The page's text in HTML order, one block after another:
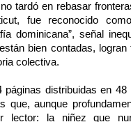
tardó en rebasar
fue reconocido
dominicana”, señal
bien contadas,
colectiva.
páginas distribuidas en
que, aunque
lector: la niñez que